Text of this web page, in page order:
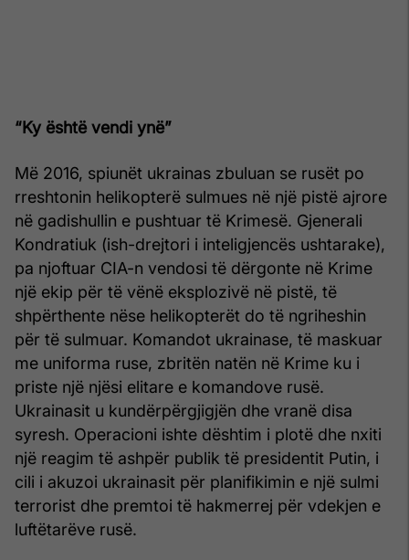
“Ky është vendi ynë”
Më 2016, spiunët ukrainas zbuluan se rusët po
rreshtonin helikopterë sulmues në një pistë ajrore
në gadishullin e pushtuar të Krimesë. Gjenerali
Kondratiuk (ish-drejtori i inteligjencës ushtarake),
pa njoftuar CIA-n vendosi të dërgonte në Krime
një ekip për të vënë eksplozivë në pistë, të
shpërthente nëse helikopterët do të ngriheshin
për të sulmuar. Komandot ukrainase, të maskuar
me uniforma ruse, zbritën natën në Krime ku i
priste një njësi elitare e komandove rusë.
Ukrainasit u kundërpërgjigjën dhe vranë disa
syresh. Operacioni ishte dështim i plotë dhe nxiti
një reagim të ashpër publik të presidentit Putin, i
cili i akuzoi ukrainasit për planifikimin e një sulmi
terrorist dhe premtoi të hakmerrej për vdekjen e
luftëtarëve rusë.